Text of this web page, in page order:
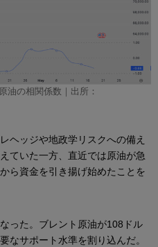
油の相関係数｜出所：
ヘッジや地政学リスクへの備え
ていた一方、直近では原油が急
ら資金を引き揚げ始めたことを
った。ブレント原油が108ドル
なサポート水準を割り込んだ。